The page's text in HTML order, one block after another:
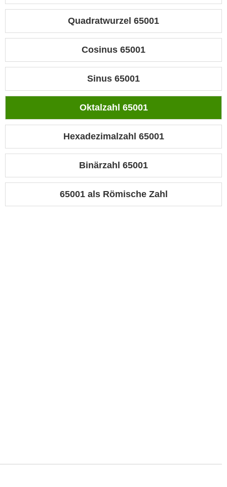
Quadratwurzel 65001
Cosinus 65001
Sinus 65001
Oktalzahl 65001
Hexadezimalzahl 65001
Binärzahl 65001
65001 als Römische Zahl